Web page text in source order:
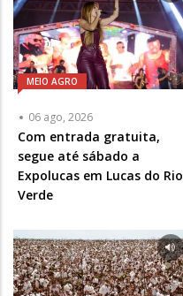
MEIO AGRO
06 ago, 2026
Com entrada gratuita,
segue até sábado a
Expolucas em Lucas do Rio
Verde